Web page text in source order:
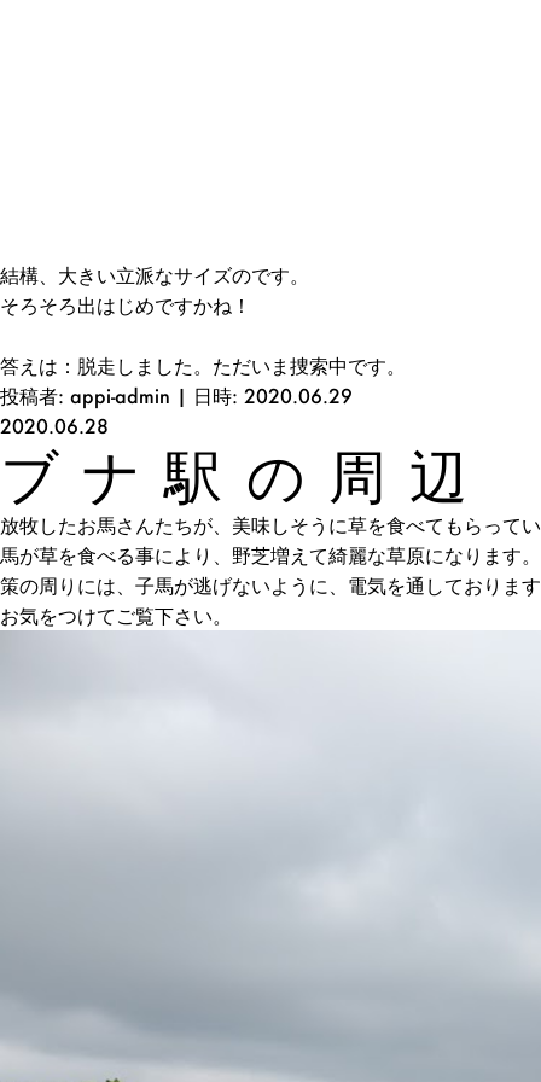
結構、大きい立派なサイズのです。
そろそろ出はじめですかね！
答えは：脱走しました。ただいま捜索中です。
投稿者: appi-admin | 日時: 2020.06.29
2020.06.28
ブナ駅の周辺
放牧したお馬さんたちが、美味しそうに草を食べてもらって
馬が草を食べる事により、野芝増えて綺麗な草原になります。
策の周りには、子馬が逃げないように、電気を通しておりま
お気をつけてご覧下さい。